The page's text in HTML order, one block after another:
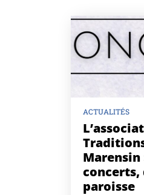
ACTUALITÉS
concerts,
paroisse